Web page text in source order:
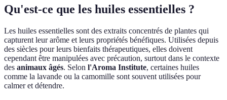
Qu'est-ce que les huiles essentielles ?
Les huiles essentielles sont des extraits concentrés de plantes qui
capturent leur arôme et leurs propriétés bénéfiques. Utilisées depuis
des siècles pour leurs bienfaits thérapeutiques, elles doivent
cependant être manipulées avec précaution, surtout dans le contexte
des animaux âgés. Selon l'Aroma Institute, certaines huiles
comme la lavande ou la camomille sont souvent utilisées pour
calmer et détendre.